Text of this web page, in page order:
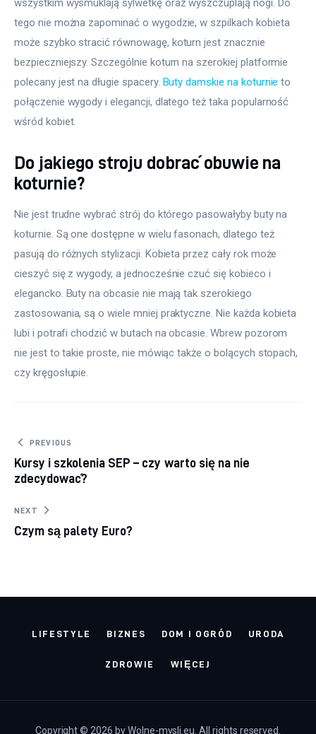
wszystkim wysmuklają sylwetkę oraz wyszczuplają nogi. Do
tego nie można zapominać o wygodzie, w szpilkach kobieta
może szybko stracić równowagę, koturn jest znacznie
bezpieczniejszy. Szczególnie koturn na szerokiej platformie
polecany jest na długie spacery. Buty damskie na koturnie to
połączenie wygody i elegancji, dlatego też taka popularność
wśród kobiet.
Do jakiego stroju dobrać obuwie na
koturnie?
Nie jest trudne wybrać strój do którego pasowałyby buty na
koturnie. Są one dostępne w wielu fasonach, dlatego też
pasują do różnych stylizacji. Kobieta przez cały rok może
cieszyć się z wygody, a jednocześnie czuć się kobieco i
elegancko. Buty na obcasie nie mają tak szerokiego
zastosowania, są o wiele mniej praktyczne. Nie każda kobieta
lubi i potrafi chodzić w butach na obcasie. Wbrew pozorom
nie jest to takie proste, nie mówiąc także o bolących stopach,
czy kręgosłupie.
Nawigacja wpisu
PREVIOUS
Kursy i szkolenia SEP – czy warto się na nie
zdecydować?
NEXT
Czym są palety Euro?
LIFESTYLE BIZNES DOM I OGRÓD URODA
ZDROWIE WIĘCEJ
Copyright © 2026 by Wolne-mysli.eu. All rights reserved.